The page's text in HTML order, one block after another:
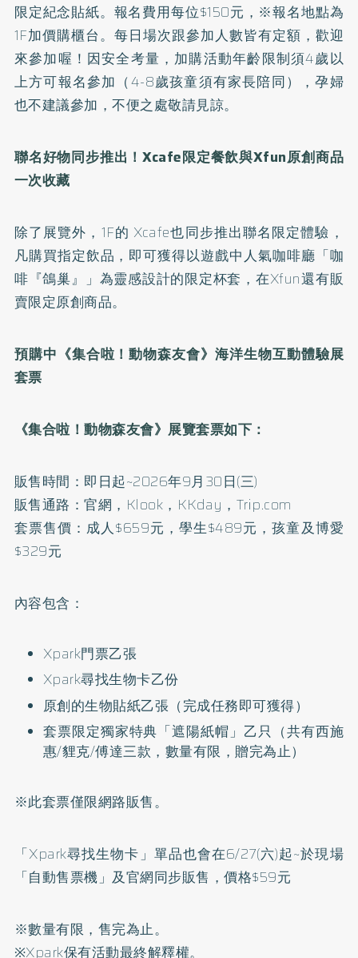
限定紀念貼紙。報名費用每位$150元，※報名地點為
1F加價購櫃台。每日場次跟參加人數皆有定額，歡迎
來參加喔！因安全考量，加購活動年齡限制須4歲以
上方可報名參加（4-8歲孩童須有家長陪同），孕婦
也不建議參加，不便之處敬請見諒。
聯名好物同步推出！Xcafe限定餐飲與Xfun原創商品
一次收藏
除了展覽外，1F的 Xcafe也同步推出聯名限定體驗，
凡購買指定飲品，即可獲得以遊戲中人氣咖啡廳「咖
啡『鴿巢』」為靈感設計的限定杯套，在Xfun還有販
賣限定原創商品。
預購中《集合啦！動物森友會》海洋生物互動體驗展
套票
《集合啦！動物森友會》展覽套票如下：
販售時間：即日起~2026年9月30日(三)
販售通路：官網，Klook，KKday，Trip.com
套票售價：成人$659元，學生$489元，孩童及博愛
$329元
內容包含：
Xpark門票乙張
Xpark尋找生物卡乙份
原創的生物貼紙乙張（完成任務即可獲得）
套票限定獨家特典「遮陽紙帽」乙只（共有西施
惠/貍克/傅達三款，數量有限，贈完為止）
※此套票僅限網路販售。
「Xpark尋找生物卡」單品也會在6/27(六)起~於現場
「自動售票機」及官網同步販售，價格$59元
※數量有限，售完為止。
※Xpark保有活動最終解釋權。